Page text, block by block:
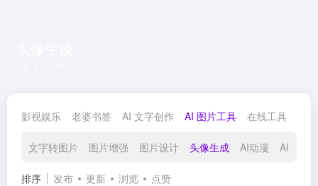
影视娱乐 老婆书签 AI 文字创作 AI 图片工具 在线工具
文字转图片 图片增强 图片设计 头像生成 AI动漫 AI 设计
排序 发布 更新 浏览 点赞